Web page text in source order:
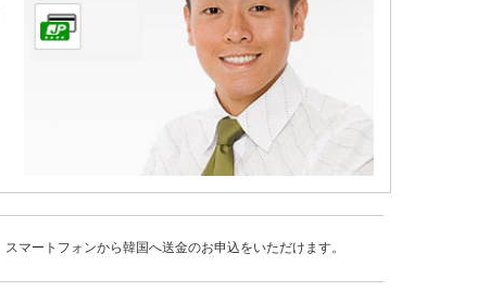
スマートフォンから韓国へ送金のお申込をいただけます。